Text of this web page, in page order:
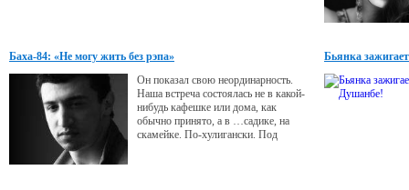
Баха-84: «Не могу жить без рэпа»
Он показал свою неординарность.
Наша встреча состоялась не в какой-
нибудь кафешке или дома, как
обычно принято, а в …садике, на
скамейке. По-хулигански. Под
Бьянка